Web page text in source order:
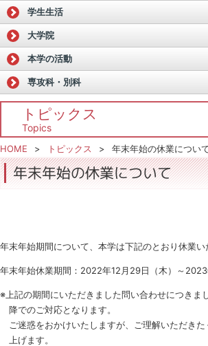
トピックス
Topics
HOME トピックス 年末年始の休業につい
学生生活
大学院
本学の活動
専攻科・別科
年末年始の休業について
年末年始期間について、本学は下記のとおり休業い
年末年始休業期間：2022年12月29日（木）～2023
※上記の期間にいただきました問い合わせにつきま
降でのご対応となります。
ご迷惑をおかけいたしますが、ご理解いただき
上げます。